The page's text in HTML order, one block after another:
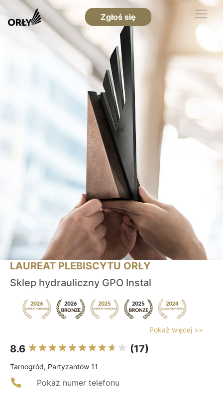
Zgłoś się
LAUREAT PLEBISCYTU ORŁY
Sklep hydrauliczny GPO Instal
Pokaż więcej >>
8.6 (17)
Tarnogród, Partyzantów 11
Pokaż numer telefonu